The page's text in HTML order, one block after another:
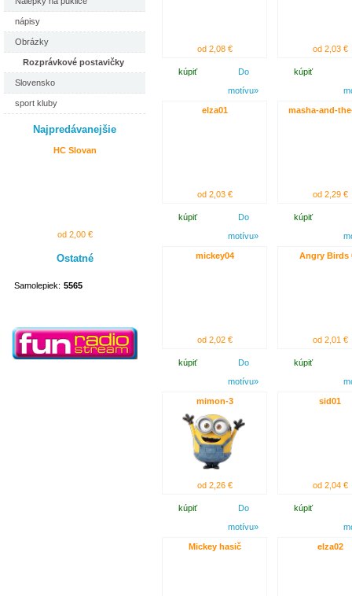
nápisy
Obrázky
Rozprávkové postavičky
Slovensko
sport kluby
Najpredávanejšie
HC Slovan
od 2,00 €
Ostatné
Samolepiek: 5565
od 2,08 €
kúpiť
Do
motívu»
od 2,03 €
kúpiť
elza01
od 2,03 €
kúpiť
Do
motívu»
masha-and-
od 2,29 €
kúpiť
mickey04
od 2,02 €
kúpiť
Do
motívu»
Angry Birds
od 2,01 €
kúpiť
mimon-3
od 2,26 €
kúpiť
Do
motívu»
sid01
od 2,04 €
kúpiť
Mickey hasič elza02